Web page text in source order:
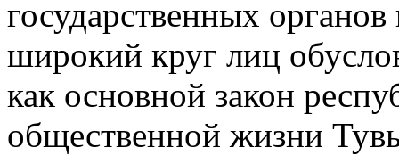
государственных
широкий круг лиц
как основной закон
общественной жизни